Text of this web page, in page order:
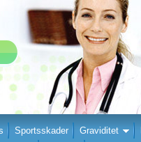
Sportsskader Graviditet